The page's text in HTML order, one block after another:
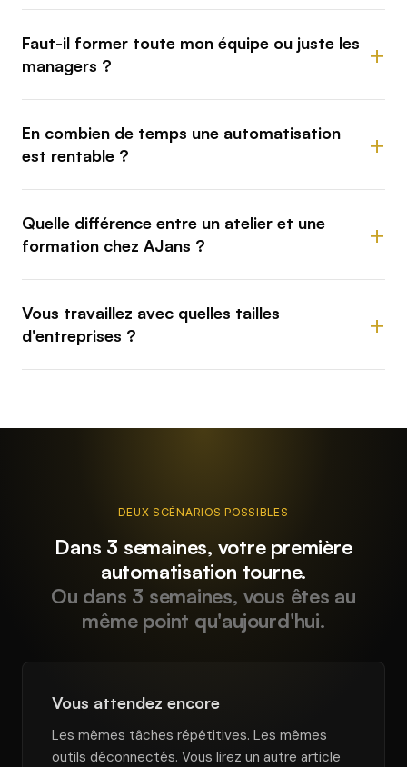
Faut-il former toute mon équipe ou juste les
managers ?
En combien de temps une automatisation
est rentable ?
Quelle différence entre un atelier et une
formation chez AJans ?
Vous travaillez avec quelles tailles
d'entreprises ?
DEUX SCÉNARIOS POSSIBLES
Dans 3 semaines, votre première
automatisation tourne.
Ou dans 3 semaines, vous êtes au
même point qu'aujourd'hui.
Vous attendez encore
Les mêmes tâches répétitives. Les mêmes
outils déconnectés. Vous lirez un autre article